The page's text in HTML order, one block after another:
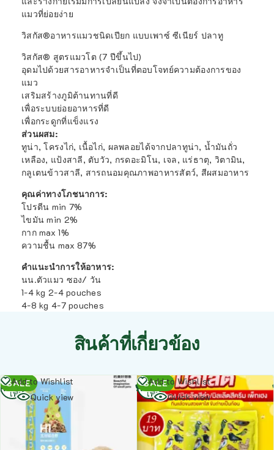
แมวที่ย่อยง่าย
วิสกัส®อาหารแมวชนิดเปียก แบบเพาซ์ ซีเนียร์ ปลาทู
วิสกัส® สูตรแมวโต (7 ปีขึ้นไป)
อุดมไปด้วยสารอาหารจำเป็นที่ตอบโจทย์ความต้องการของ
แมว
เสริมสร้างภูมิต้านทานที่ดี
เพื่อระบบย่อยอาหารที่ดี
เพื่อกระดูกที่แข็งแรง
ส่วนผสม:
ทูน่า, โครงไก่, เนื้อไก่, ผลพลอยได้จากปลาทูน่า, น้ำมันถั่ว
เหลือง, แป้งสาลี, ตับวัว, กรดอะมิโน, เจล, แร่ธาตุ, วิตามิน,
กลูเตนข้าวสาลี, สารถนอมคุณภาพอาหารสัตว์, สีผสมอาหาร
คุณค่าทางโภชนาการ:
โปรตีน min 7%
ไขมัน min 2%
กาก max 1%
ความชื้น max 87%
คำแนะนำการให้อาหาร:
นน.ตัวแมว ซอง/ วัน
1-4 kg 2-4 pouches
4-8 kg 4-7 pouches
สินค้าที่เกี่ยวข้อง
SALE
Add to Wishlist
Quick view
อ่าน
เพิ่ม
SALE
Add to Wishlist
Quick view
อ่าน
เพิ่ม